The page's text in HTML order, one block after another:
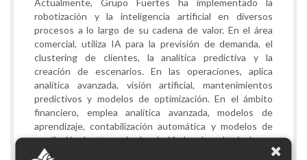
Actualmente, Grupo Fuertes ha implementado la
robotización y la inteligencia artificial en diversos
procesos a lo largo de su cadena de valor. En el área
comercial, utiliza IA para la previsión de demanda, el
clustering de clientes, la analítica predictiva y la
creación de escenarios. En las operaciones, aplica
analítica avanzada, visión artificial, mantenimientos
predictivos y modelos de optimización. En el ámbito
financiero, emplea analítica avanzada, modelos de
aprendizaje, contabilización automática y modelos de
predicción. Las tecnologías de IA desplegadas incluyen
Machine Learning, redes neuronales, Deep Learning,